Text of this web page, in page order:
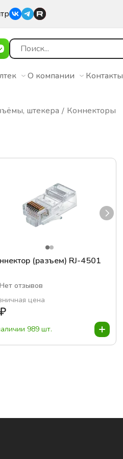
О компании Контакты
штекера Коннекторы
(разъем) RJ-4501
Нет отзывов
цена
₽
989 шт.